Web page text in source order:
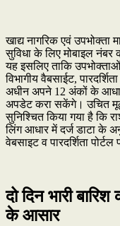
खाद्य नागरिक एवं उपभोक्ता
सुविधा के लिए मोबाइल नंबर
यह इसलिए ताकि
विभागीय वैबसाईट,
अधीन अपने 12 अंकों के
अपडेट करा सकेंगे। उचित
सुनिश्चित किया गया है कि
लिंग आधार में दर्ज डाटा के
वेबसाइट व पारदर्शिता
दो दिन भारी
के आसार